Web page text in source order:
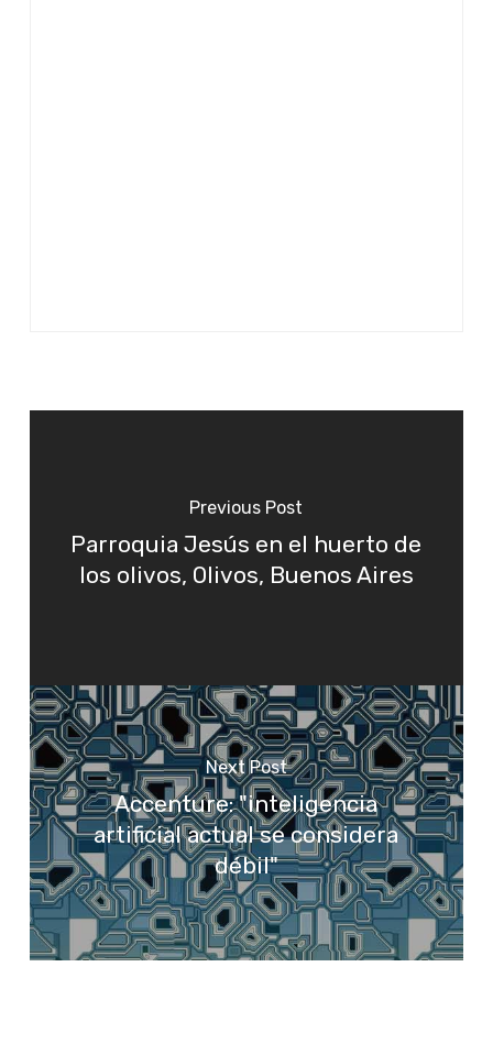
Previous Post
Parroquia Jesús en el huerto de
los olivos, Olivos, Buenos Aires
Next Post
Accenture: "inteligencia
artificial actual se considera
débil"